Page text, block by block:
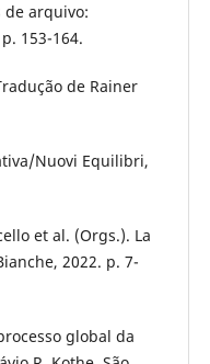
de arquivo:
153-164.
de Rainer
Nuovi Equilibri,
et al. (Orgs.). La
2022. p. 7-
global da